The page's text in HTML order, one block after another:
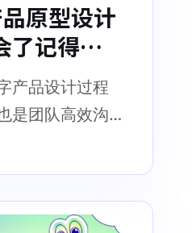
原型设计
了记得收
产品设计过程
是团队高效沟